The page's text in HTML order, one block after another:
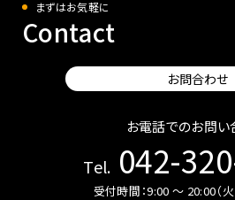
まずはお気軽に
Contact
お問合わせ
お電話でのお問い
Tel. 042-
受付時間：9:00 〜 20:00（火